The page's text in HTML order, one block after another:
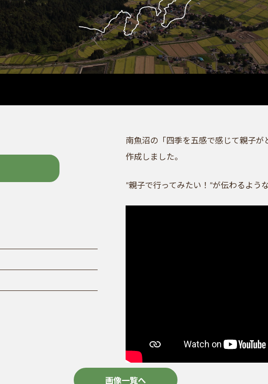
南魚沼の「四季を五感で感じて親子
作成しました。
”親子で行ってみたい！”が伝わるよう
画像一覧へ